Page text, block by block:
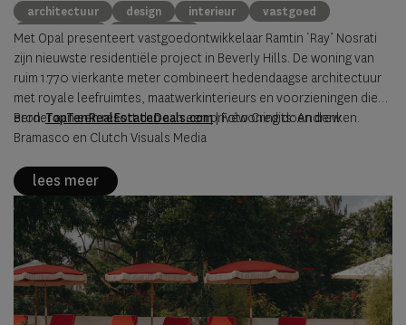
architectuur design interieur
vastgoed
Beverly Hills
Ray Nosrati
Met Opal presenteert vastgoedontwikkelaar Ramtin ‘Ray’ Nosrati
zijn nieuwste residentiële project in Beverly Hills. De woning van
ruim 1.770 vierkante meter combineert hedendaagse architectuur
met royale leefruimtes, maatwerkinterieurs en voorzieningen die
eerder aan een resort dan aan een privéwoning doen denken.
Bron:TopTenRealEstateDeals.com|Foto Credits: Andrew
Bramasco en Clutch Visuals Media
lees meer